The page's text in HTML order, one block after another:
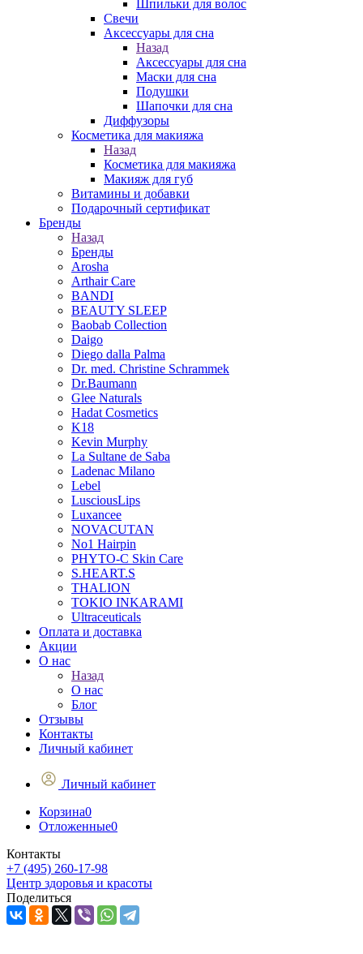
Шпильки для волос
Свечи
Аксессуары для сна
Назад
Аксессуары для сна
Маски для сна
Подушки
Шапочки для сна
Диффузоры
Косметика для макияжа
Назад
Косметика для макияжа
Макияж для губ
Витамины и добавки
Подарочный сертификат
Бренды
Назад
Бренды
Arosha
Arthair Care
BANDI
BEAUTY SLEEP
Baobab Collection
Daigo
Diego dalla Palma
Dr. med. Christine Schrammek
Dr.Baumann
Glee Naturals
Hadat Cosmetics
K18
Kevin Murphy
La Sultane de Saba
Ladenac Milano
Lebel
LusciousLips
Luxancee
NOVACUTAN
No1 Hairpin
PHYTO-C Skin Care
S.HEART.S
THALION
TOKIO INKARAMI
Ultraceuticals
Оплата и доставка
Акции
О нас
Назад
О нас
Блог
Отзывы
Контакты
Личный кабинет
Личный кабинет
Корзина0
Отложенные0
Контакты
+7 (495) 260-17-98
Центр здоровья и красоты
Поделиться